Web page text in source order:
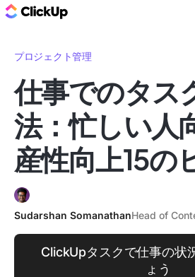
プロジェクト管理
仕事でのタス
法：忙しい人
産性向上15の
Sudarshan SomanathanHead of
ClickUpタスクで仕事の状
ょう